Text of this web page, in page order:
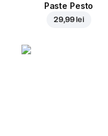
Paste Pesto
29,99 lei